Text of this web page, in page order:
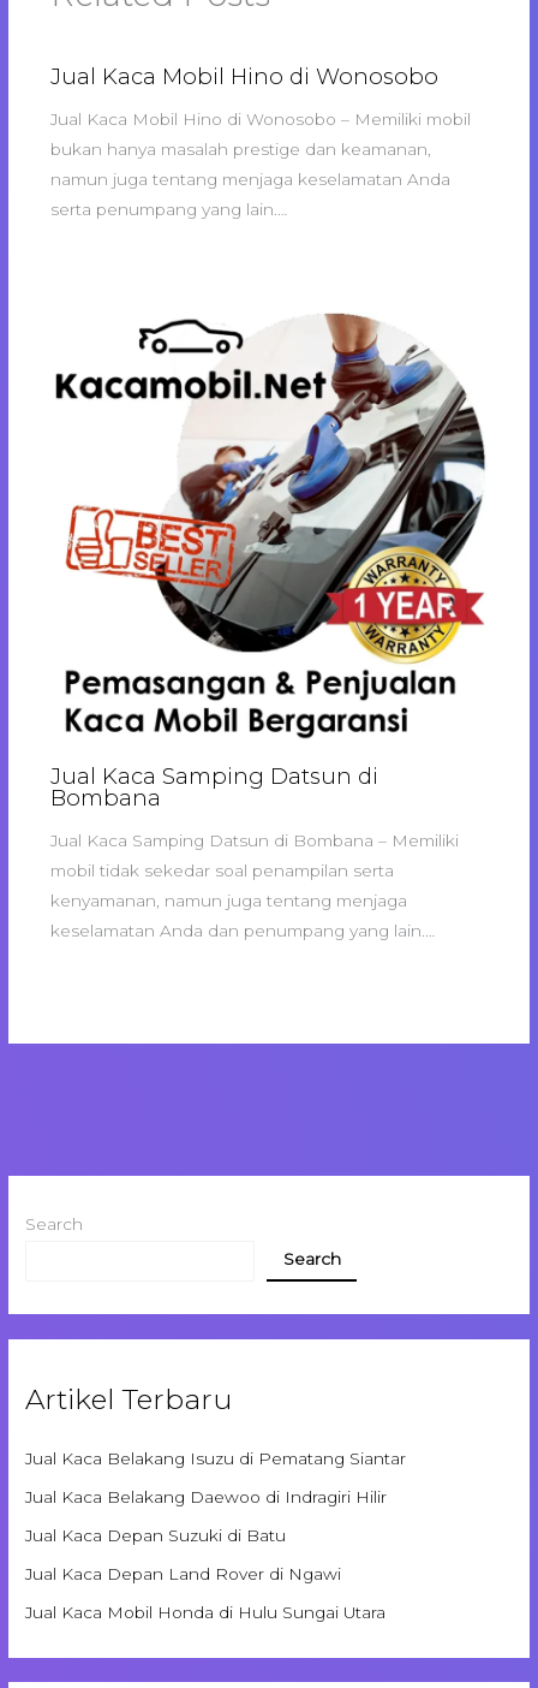
Jual Kaca Mobil Hino di Wonosobo
Jual Kaca Mobil Hino di Wonosobo – Memiliki mobil
bukan hanya masalah prestige dan keamanan,
namun juga tentang menjaga keselamatan Anda
serta penumpang yang lain.…
Jual Kaca Samping Datsun di
Bombana
Jual Kaca Samping Datsun di Bombana – Memiliki
mobil tidak sekedar soal penampilan serta
kenyamanan, namun juga tentang menjaga
keselamatan Anda dan penumpang yang lain.…
Search
Search
Artikel Terbaru
Jual Kaca Belakang Isuzu di Pematang Siantar
Jual Kaca Belakang Daewoo di Indragiri Hilir
Jual Kaca Depan Suzuki di Batu
Jual Kaca Depan Land Rover di Ngawi
Jual Kaca Mobil Honda di Hulu Sungai Utara